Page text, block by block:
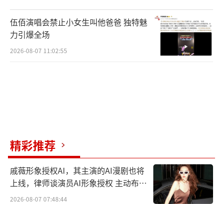
伍佰演唱会禁止小女生叫他爸爸 独特魅
力引爆全场
2026-08-07 11:02:55
精彩推荐
戚薇形象授权AI，其主演的AI漫剧也将
上线，律师谈演员AI形象授权 主动布局
数字资产
2026-08-07 07:48:44